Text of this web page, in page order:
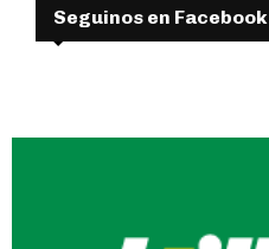
Seguinos en Facebook